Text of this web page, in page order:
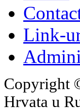
Link-
Copyright
Hrvata u